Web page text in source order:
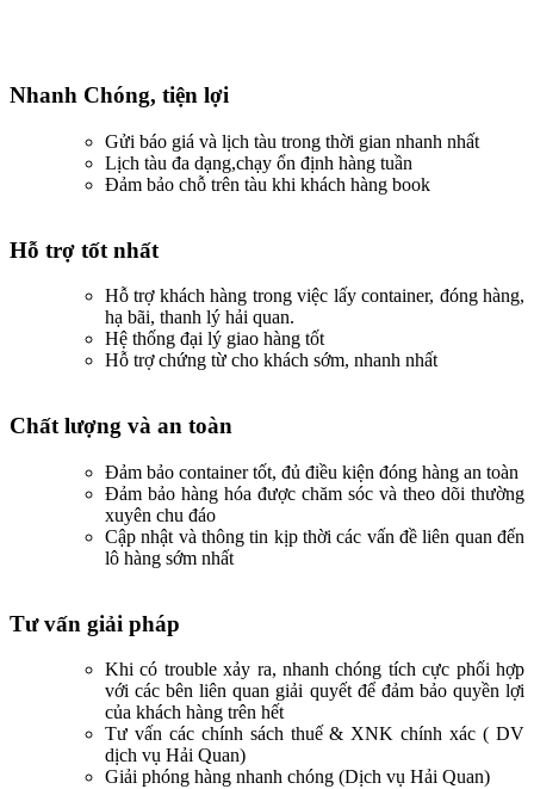
Nhanh Chóng, tiện lợi
Gửi báo giá và lịch tàu trong thời gian nhanh nhất
Lịch tàu đa dạng,chạy ổn định hàng tuần
Đảm bảo chỗ trên tàu khi khách hàng book
Hỗ trợ tốt nhất
Hỗ trợ khách hàng trong việc lấy container, đóng hàng,
hạ bãi, thanh lý hải quan.
Hệ thống đại lý giao hàng tốt
Hỗ trợ chứng từ cho khách sớm, nhanh nhất
Chất lượng và an toàn
Đảm bảo container tốt, đủ điều kiện đóng hàng an toàn
Đảm bảo hàng hóa được chăm sóc và theo dõi thường
xuyên chu đáo
Cập nhật và thông tin kịp thời các vấn đề liên quan đến
lô hàng sớm nhất
Tư vấn giải pháp
Khi có trouble xảy ra, nhanh chóng tích cực phối hợp
với các bên liên quan giải quyết để đảm bảo quyền lợi
của khách hàng trên hết
Tư vấn các chính sách thuế & XNK chính xác ( DV
dịch vụ Hải Quan)
Giải phóng hàng nhanh chóng (Dịch vụ Hải Quan)